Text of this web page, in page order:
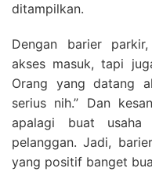
ditampilkan.
Dengan barier
akses masuk, tapi
Orang yang datang
serius nih.” Dan
apalagi buat usaha
pelanggan. Jadi,
yang positif banget